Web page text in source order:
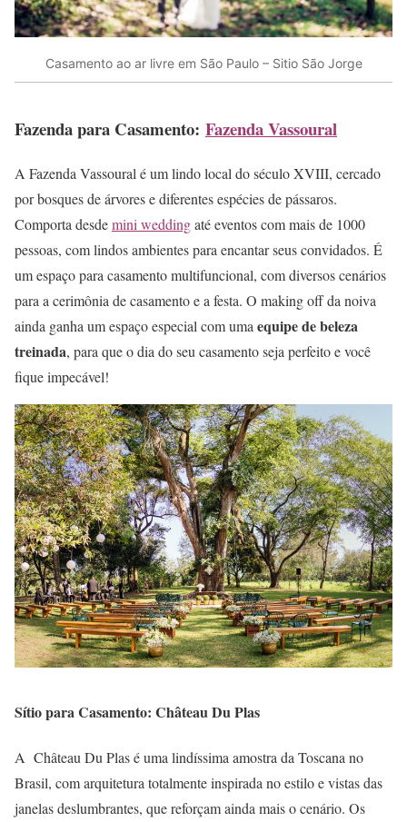
Casamento ao ar livre em São Paulo – Sitio São Jorge
Fazenda para Casamento: Fazenda Vassoural
A Fazenda Vassoural é um lindo local do século XVIII, cercado
por bosques de árvores e diferentes espécies de pássaros.
Comporta desdemini weddingaté eventos com mais de 1000
pessoas, com lindos ambientes para encantar seus convidados. É
um espaço para casamento multifuncional, com diversos cenários
para a cerimônia de casamento e a festa. O making off da noiva
ainda ganha um espaço especial com uma equipe de beleza
treinada, para que o dia do seu casamento seja perfeito e você
fique impecável!
Sítio para Casamento: Château Du Plas
A Château Du Plas é uma lindíssima amostra da Toscana no
Brasil, com arquitetura totalmente inspirada no estilo e vistas das
janelas deslumbrantes, que reforçam ainda mais o cenário. Os